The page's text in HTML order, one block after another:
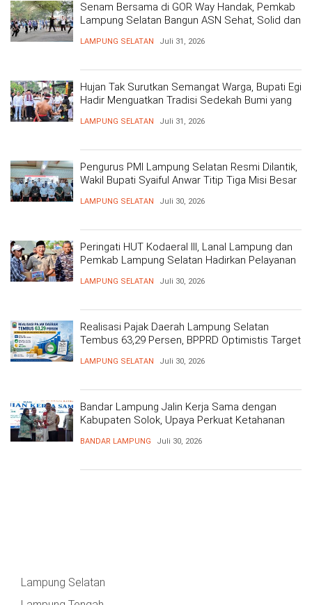
Senam Bersama di GOR Way Handak, Pemkab
Lampung Selatan Bangun ASN Sehat, Solid dan
LAMPUNG SELATAN Juli 31, 2026
Hujan Tak Surutkan Semangat Warga, Bupati Egi
Hadir Menguatkan Tradisi Sedekah Bumi yang
LAMPUNG SELATAN Juli 31, 2026
Pengurus PMI Lampung Selatan Resmi Dilantik,
Wakil Bupati Syaiful Anwar Titip Tiga Misi Besar
LAMPUNG SELATAN Juli 30, 2026
Peringati HUT Kodaeral III, Lanal Lampung dan
Pemkab Lampung Selatan Hadirkan Pelayanan
LAMPUNG SELATAN Juli 30, 2026
Realisasi Pajak Daerah Lampung Selatan
Tembus 63,29 Persen, BPPRD Optimistis Target
LAMPUNG SELATAN Juli 30, 2026
Bandar Lampung Jalin Kerja Sama dengan
Kabupaten Solok, Upaya Perkuat Ketahanan
BANDAR LAMPUNG Juli 30, 2026
Lampung Selatan